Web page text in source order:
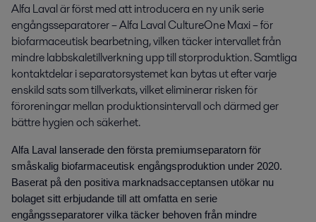
Alfa Laval är först med att introducera en ny unik serie
engångsseparatorer – Alfa Laval CultureOne Maxi – för
biofarmaceutisk bearbetning, vilken täcker intervallet från
mindre labbskaletillverkning upp till storproduktion. Samtliga
kontaktdelar i separator­systemet kan bytas ut efter varje
enskild sats som tillverkats, vilket eliminerar risken för
föroreningar mellan produktionsintervall och därmed ger
bättre hygien och säkerhet.
Alfa Laval lanserade den första premiumseparatorn för
småskalig biofarmaceutisk engångsproduktion under 2020.
Baserat på den positiva marknadsacceptansen utökar nu
bolaget sitt erbjudande till att omfatta en serie
engångsseparatorer vilka täcker behoven från mindre